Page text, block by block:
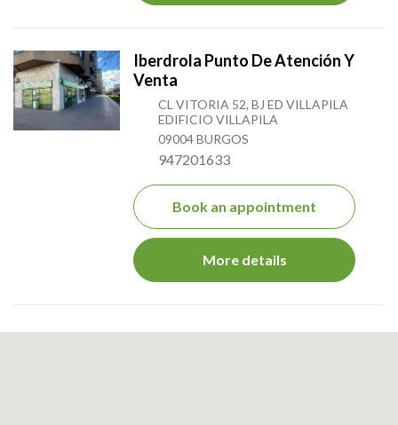
Iberdrola Punto De Atención Y
Venta
CL VITORIA 52, BJ ED VILLAPILA
EDIFICIO VILLAPILA
09004 BURGOS
947201633
Book an appointment
More details